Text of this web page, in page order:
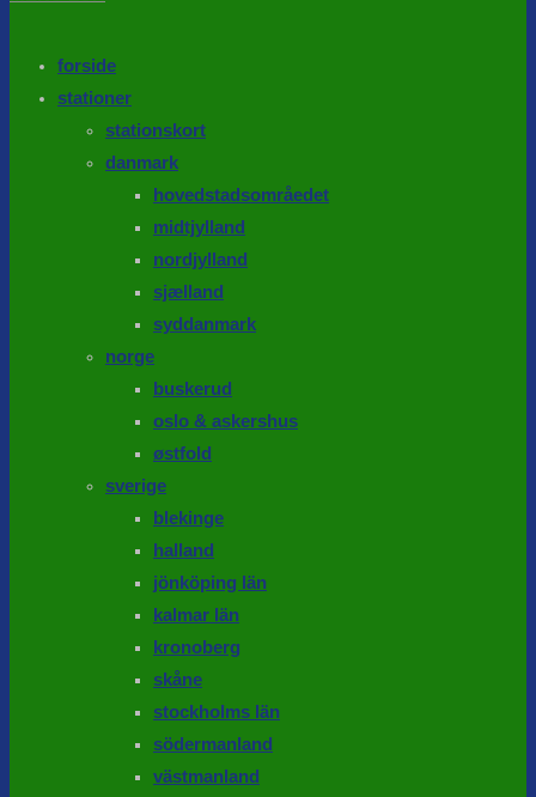
forside
stationer
stationskort
danmark
hovedstadsområedet
midtjylland
nordjylland
sjælland
syddanmark
norge
buskerud
oslo & askershus
østfold
sverige
blekinge
halland
jönköping län
kalmar län
kronoberg
skåne
stockholms län
södermanland
västmanland